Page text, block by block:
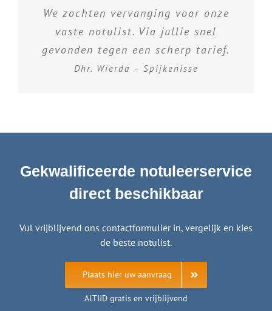
We zochten vervanging voor onze
vaste notulist. Via jullie snel
gevonden tegen een scherp tarief.
Dhr. Wierda – Spijkenisse
Gekwalificeerde notuleerservice
direct beschikbaar
Vul vrijblijvend ons contactformulier in, vergelijk en kies
de beste notulist.
Plaats hier uw aanvraag
ALTIJD gratis en vrijblijvend